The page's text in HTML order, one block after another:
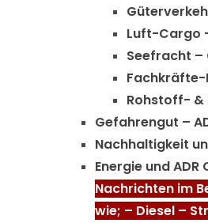
Luft-Cargo
Seefracht –
Fachkräfte-
Rohstoff- &
Gefahrengut –
Nachhaltigkeit
Energie und ADR
Nachrichten im
wie; – Diesel –